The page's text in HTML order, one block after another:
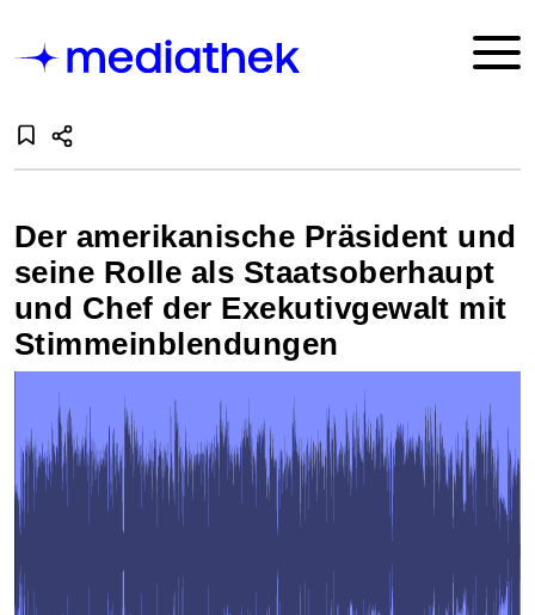
Der amerikanische Präsident und
seine Rolle als Staatsoberhaupt
und Chef der Exekutivgewalt mit
Stimmeinblendungen